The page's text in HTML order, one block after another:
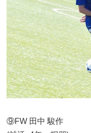
⑨FW 田中 駿作